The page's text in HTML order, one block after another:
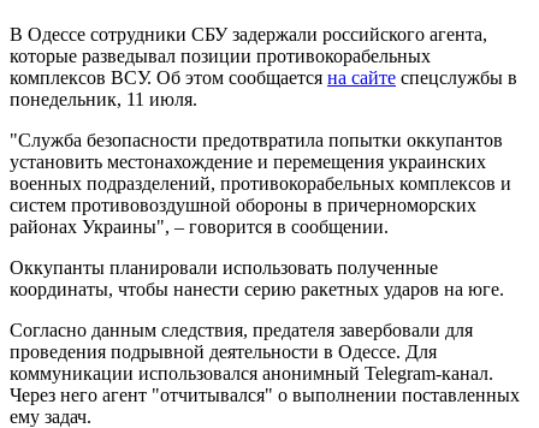
В Одессе сотрудники СБУ задержали российского агента,
которые разведывал позиции противокорабельных
комплексов ВСУ. Об этом сообщается на сайте спецслужбы в
понедельник, 11 июля.
"Служба безопасности предотвратила попытки оккупантов
установить местонахождение и перемещения украинских
военных подразделений, противокорабельных комплексов и
систем противовоздушной обороны в причерноморских
районах Украины", – говорится в сообщении.
Оккупанты планировали использовать полученные
координаты, чтобы нанести серию ракетных ударов на юге.
Согласно данным следствия, предателя завербовали для
проведения подрывной деятельности в Одессе. Для
коммуникации использовался анонимный Telegram-канал.
Через него агент "отчитывался" о выполнении поставленных
ему задач.